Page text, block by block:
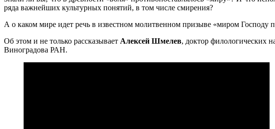
ряда важнейших культурных понятий, в том числе смирения?
А о каком мире идет речь в известном молитвенном призыве «миром Господу
Об этом и не только рассказывает Алексей Шмелев, доктор филологических
Виноградова РАН.